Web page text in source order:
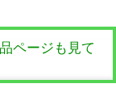
ページも見て